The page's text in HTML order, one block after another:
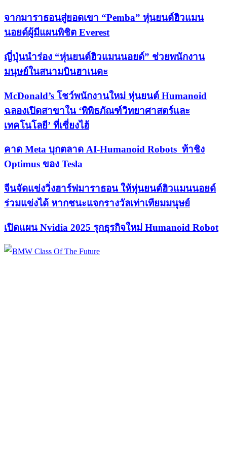
จากมาราธอนสู่ยอดเขา “Pemba” หุ่นยนต์ฮิวแมน
นอยด์ผู้มีแผนพิชิต Everest
ญี่ปุ่นนำร่อง “หุ่นยนต์ฮิวแมนนอยด์” ช่วยพนักงาน
มนุษย์ในสนามบินฮาเนดะ
McDonald’s โชว์พนักงานใหม่ หุ่นยนต์ Humanoid
ฉลองเปิดสาขาใน ‘พิพิธภัณฑ์วิทยาศาสตร์และ
เทคโนโลยี’ ที่เซี่ยงไฮ้
คาด Meta บุกตลาด AI-Humanoid Robots ท้าชิง
Optimus ของ Tesla
จีนจัดแข่งวิ่งฮาร์ฟมาราธอน ให้หุ่นยนต์ฮิวแมนนอยด์
ร่วมแข่งได้ หากชนะแจกรางวัลเท่าเทียมมนุษย์
เปิดแผน Nvidia 2025 รุกธุรกิจใหม่ Humanoid Robot